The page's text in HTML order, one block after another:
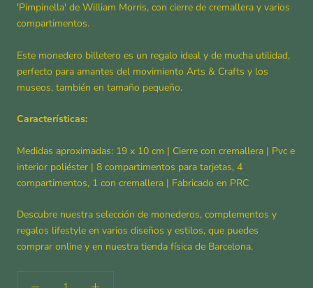
'Pimpinella' de William Morris, con cierre de cremallera y varios
compartimentos.
Este monedero billetero es un regalo ideal y de mucha utilidad,
perfecto para amantes del movimiento Arts & Crafts y los
museos, también en tamaño pequeño.
Características:
Medidas aproximadas: 19 x 10 cm | Cierre con cremallera | Pvc e
interior poliéster | 8 compartimentos para tarjetas, 4
compartimentos, 1 con cremallera | Fabricado en PRC
Descubre nuestra selección de monederos, complementos y
regalos lifestyle en varios diseños y estilos, que puedes
comprar online y en nuestra tienda física de Barcelona.